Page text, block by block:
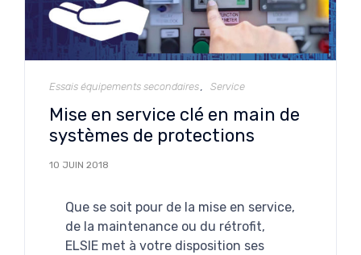
Catégorie
Essais équipements secondaires Service
Mise en service clé en main de
systèmes de protections
10 JUIN 2018
Que se soit pour de la mise en service,
de la maintenance ou du rétrofit,
ELSIE met à votre disposition ses